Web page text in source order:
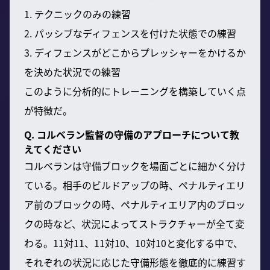
1. テクニックのみの練習
2. パッシブなディフェンスを付けた状態での練習
3. ディフェンスがどこからプレッシャーをかけるか
を決めた状況での練習
このように分析的にトレーニングを構築していく点
が特徴だ。
Q. コルベラン監督の守備のアプローチについて教
えてください
コルベランは守備ブロックを場面ごとに細かく分け
ている。相手のビルドアップの時、ペナルティエリ
ア前のブロックの時、ペナルティエリア内のブロッ
クの時など、状況によってストラクチャーが全て変
わる。11対11、11対10、10対10と変化する中で、
それぞれの状況に応じた守備形態を徹底的に練習す